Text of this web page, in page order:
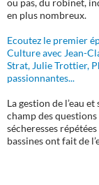
en plus nombreux.
Ecoutez le premier
Culture avec Jean-
Strat, Julie Trottier,
passionnantes...
La gestion de l’eau
champ des
sécheresses
bassines ont fait de